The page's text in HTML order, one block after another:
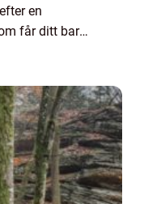
en
får ditt barn